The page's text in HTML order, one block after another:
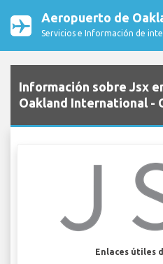
Aeropuerto de
Servicios e Información de
Información sobre Jsx
Oakland International -
Enlaces útiles